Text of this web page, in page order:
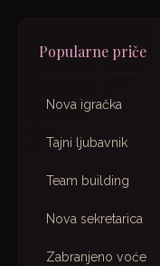
Popularne priče
Nova igračka
Tajni ljubavnik
Team building
Nova sekretarica
Zabranjeno voće